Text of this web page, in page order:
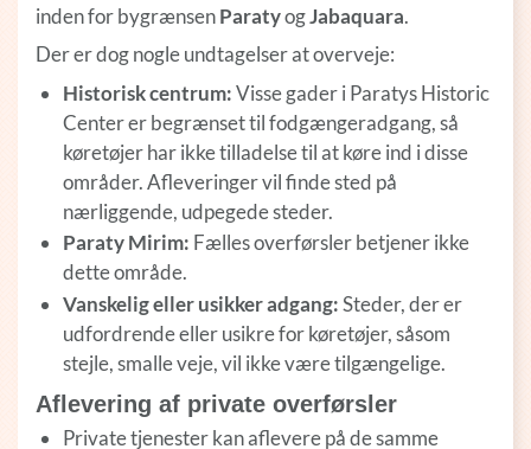
inden for bygrænsenParatyogJabaquara.
Der er dog nogle undtagelser at overveje:
Historisk centrum:Visse gader i ParatysHistoric
Center er begrænset til fodgængeradgang, så
køretøjer har ikke tilladelse til at køre ind i disse
områder. Afleveringer vil finde sted på
nærliggende, udpegede steder.
Paraty Mirim: Fælles overførsler betjener ikke
dette område.
Vanskelig eller usikker adgang:Steder, der er
udfordrende eller usikre for køretøjer, såsom
stejle, smalle veje, vil ikke være tilgængelige.
Aflevering af private overførsler
Private tjenester kan aflevere på de samme